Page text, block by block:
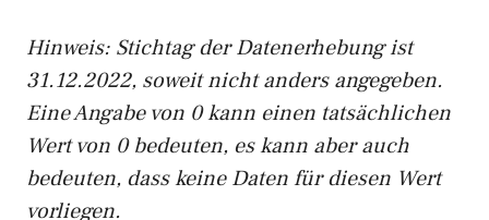
Hinweis: Stichtag der Datenerhebung ist
31.12.2022, soweit nicht anders angegeben.
Eine Angabe von 0 kann einen tatsächlichen
Wert von 0 bedeuten, es kann aber auch
bedeuten, dass keine Daten für diesen Wert
vorliegen.